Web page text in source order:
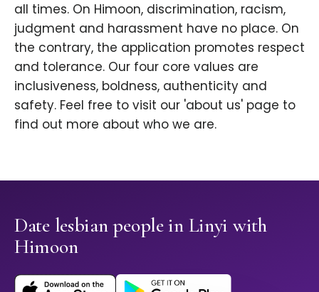
all times. On Himoon, discrimination, racism,
judgment and harassment have no place. On
the contrary, the application promotes respect
and tolerance. Our four core values are
inclusiveness, boldness, authenticity and
safety. Feel free to visit our 'about us' page to
find out more about who we are.
Date lesbian people in Linyi with
Himoon